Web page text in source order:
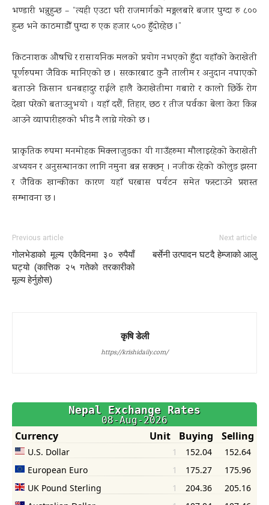
भण्डारी भन्नुहुन्छ – “त्यही एउटा घरी राजमार्गको मङ्गलबारे बजार पुग्दा रु ८००
हुन्छ भने काठमाडौँ पुग्दा रु एक हजार ५०० हुँदोरहेछ ।”
किटनाशक औषधि र रासायनिक मलको प्रयोग नभएको हुँदा यहाँको केराखेती
पूर्णरुपमा जैविक मानिएको छ । सरकारबाट कुनै तालीम र अनुदान नपाएको
बताउने किसान धनबहादुर राईले हालै केराखेतीमा गबारो र कालो छिर्के रोग
देखा परेको बताउनुभयो । यहाँ दशैं, तिहार, छठ र तीज पर्वका बेला केरा किन्न
आउने व्यापारीहरुको भीड नै लाग्ने गरेको छ ।
प्राकृतिक रुपमा मनमोहक मिक्लाजुङका यी गाउँहरुमा मौलाइरहेको केराखेती
अध्ययन र अनुसन्धानका लागि नमुना बन्न सक्छन् । नजीक रहेको कोलुङ झरना
र जैविक खान्कीका कारण यहाँ घरबास पर्यटन समेत फस्टाउने प्रशस्त
सम्भावना छ ।
Previous article
गोलभेडाको मूल्य एकैदिनमा ३० रुपैयाँ
घट्यो (कात्तिक २५ गतेको तरकारीको
मूल्य हेर्नुहोस)
Next article
बर्सेनी उत्पादन घटदै हेम्जाको आलु
कृषि डेली
https://krishidaily.com/